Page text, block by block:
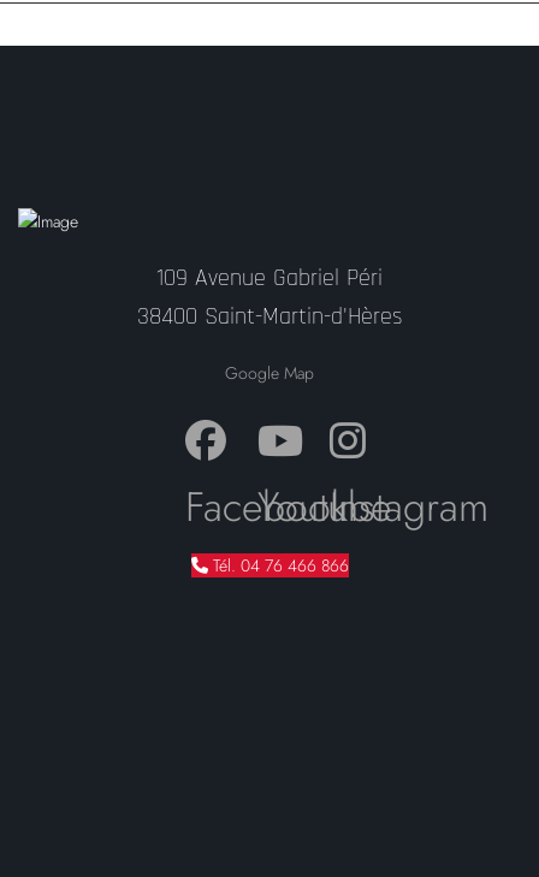
109 Avenue Gabriel Péri
38400 Saint-Martin-d'Hères
Google Map
Facebook
YoutubeInstagram
Tél. 04 76 466 866